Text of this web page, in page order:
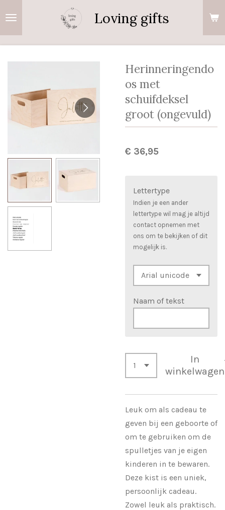
Loving gifts
Herinneringendo
os met
schuifdeksel
groot (ongevuld)
€ 36,95
Lettertype
Indien je een ander
lettertype wil mag je altijd
contact opnemen met
ons om te bekijken of dit
mogelijk is.
Naam of tekst
In
winkelwagen
Leuk om als cadeau te
geven bij een geboorte of
om te gebruiken om de
spulletjes van je eigen
kinderen in te bewaren.
Deze kist is een uniek,
persoonlijk cadeau.
Zowel leuk als praktisch.